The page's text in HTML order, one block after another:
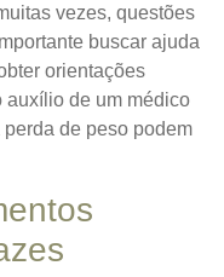
vezes, questões
buscar ajuda
orientações
auxílio de um médico
de peso podem